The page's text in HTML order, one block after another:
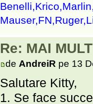
Re: MAI
de AndreiR pe 13
Salutare Kitty,
1. Se face